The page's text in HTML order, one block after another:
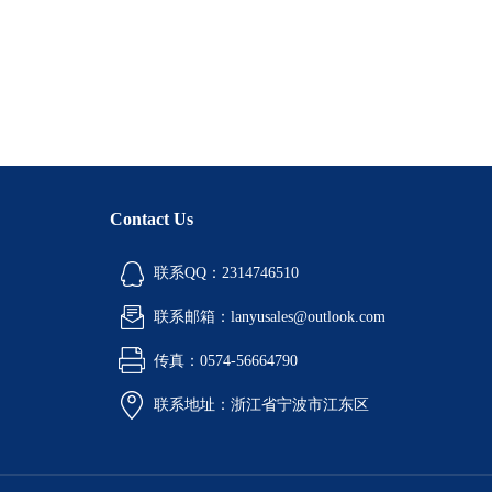
Contact Us
联系QQ：2314746510
联系邮箱：lanyusales@outlook.com
传真：0574-56664790
联系地址：浙江省宁波市江东区